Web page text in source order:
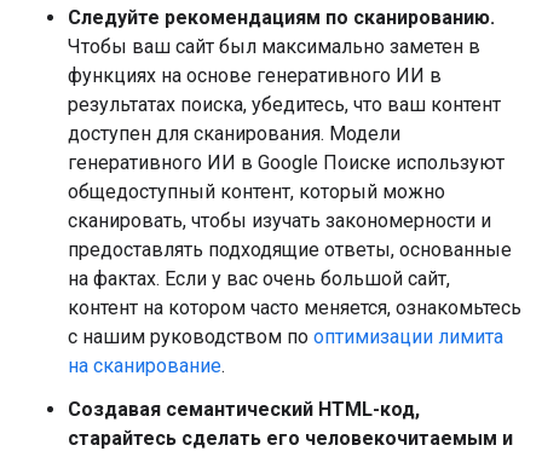
Следуйте рекомендациям по сканированию.
Чтобы ваш сайт был максимально заметен в
функциях на основе генеративного ИИ в
результатах поиска, убедитесь, что ваш контент
доступен для сканирования. Модели
генеративного ИИ в Google Поиске используют
общедоступный контент, который можно
сканировать, чтобы изучать закономерности и
предоставлять подходящие ответы, основанные
на фактах. Если у вас очень большой сайт,
контент на котором часто меняется, ознакомьтесь
с нашим руководством по оптимизации лимита
на сканирование.
Создавая семантический HTML-код,
старайтесь сделать его человекочитаемым и